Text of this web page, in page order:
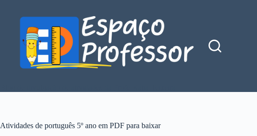
conteúdo
Atividades de português 5º ano em PDF para baixar